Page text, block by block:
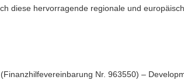
diese hervorragende regionale und
Nr. 963550) –